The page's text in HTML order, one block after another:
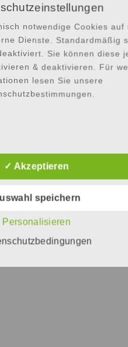
notwendige Cookies auf
Dienste. Standardmäßig
Sie können diese
& deaktivieren. Für
lesen Sie unsere
✓ Akzeptieren
speichern
Personalisieren